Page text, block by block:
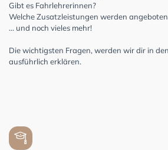
Gibt es Fahrlehrerinnen?
Welche Zusatzleistungen werden
... und noch vieles mehr!
Die wichtigsten Fragen, werden wir dir in
ausführlich erklären.